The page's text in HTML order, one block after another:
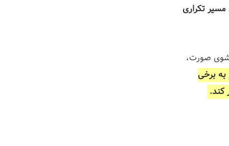
تکراری
صورت،
برخی
کند.